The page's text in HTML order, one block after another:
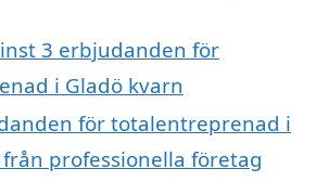
3 erbjudanden för
i Gladö kvarn
för totalentreprenad i
professionella företag